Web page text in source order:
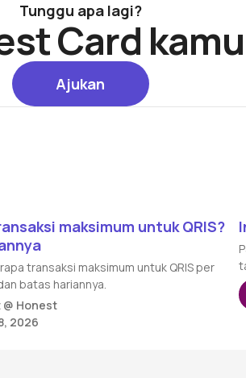
Tunggu apa lagi?
Card
Ajukan
Ajukan
maksimum untuk QRIS?
transaksi maksimum untuk QRIS per
batas hariannya.
Honest
2026